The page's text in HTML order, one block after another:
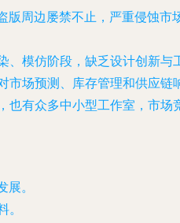
版周边屡禁不止，严重侵蚀
模仿阶段，缺乏设计创新与
场预测、库存管理和供应链
有众多中小型工作室，市场
。